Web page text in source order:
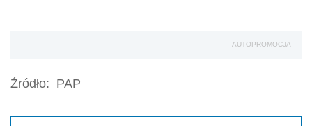
AUTOPROMOCJA
Źródło: PAP